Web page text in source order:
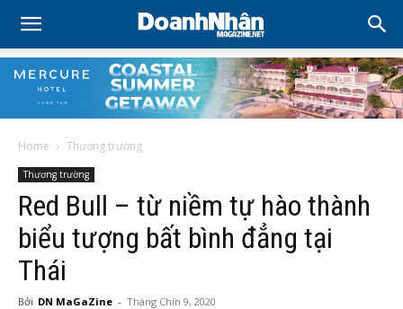
Home Thương trường
Thương trường
Red Bull – từ niềm tự hào thành
biểu tượng bất bình đẳng tại
Thái
Bởi DN MaGaZine - Tháng Chín 9, 2020